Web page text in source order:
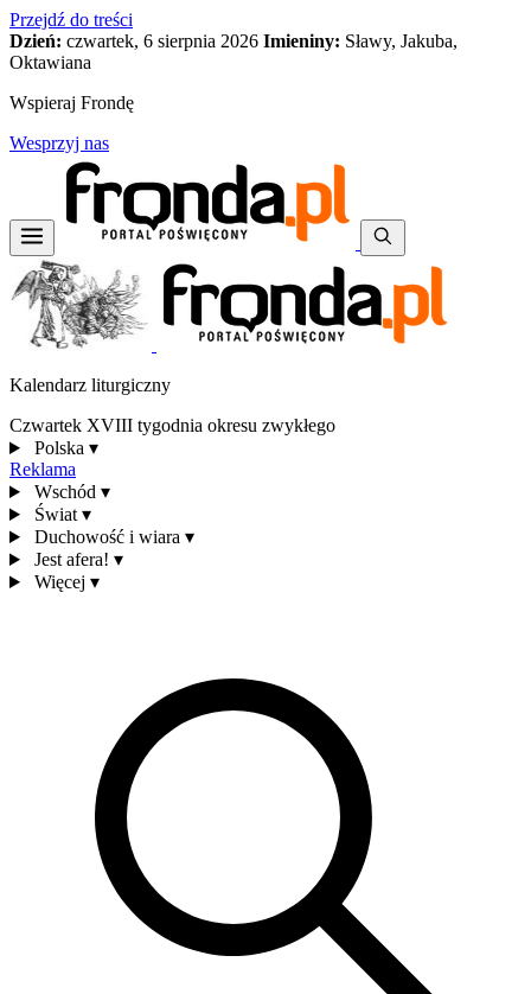
Przejdź do treści
Dzień: czwartek, 6 sierpnia 2026 Imieniny: Sławy, Jakuba,
Oktawiana
Wspieraj Frondę
Wesprzyj nas
Kalendarz liturgiczny
Czwartek XVIII tygodnia okresu zwykłego
Polska ▾
Reklama
Wschód ▾
Świat ▾
Duchowość i wiara ▾
Jest afera! ▾
Więcej ▾